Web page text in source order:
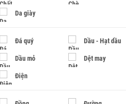
Da giày
Đá quý Dầu - Hạt dầu
Dầu mỏ Dệt may
Điện